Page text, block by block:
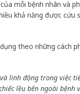
mỗi bệnh nhân và
khả năng được cứu
theo những cách
linh động trong việc
lều bên ngoài bệnh